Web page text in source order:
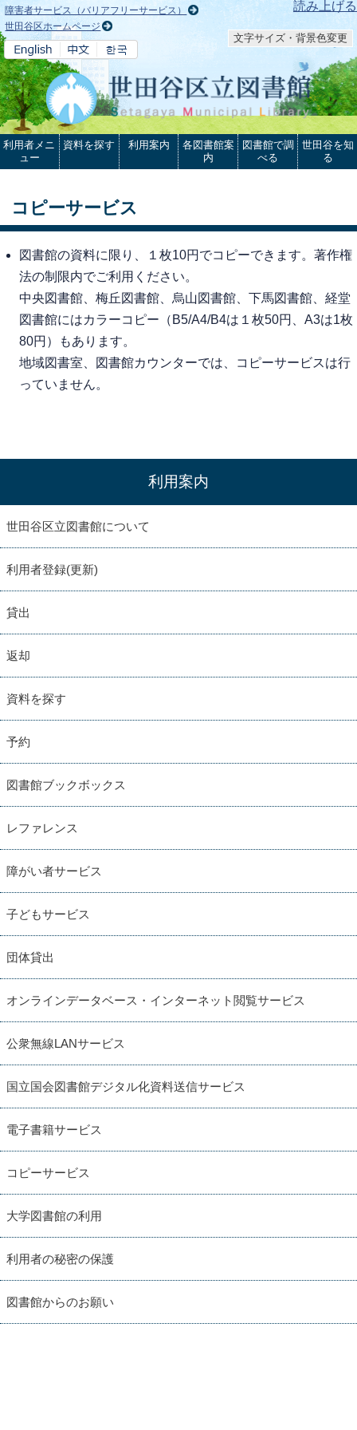
本文へ 読み上げる
障害者サービス（バリアフリーサービス）
世田谷区ホームページ
文字サイズ・背景色変更
利用者メニ
ュー
資料を探す 利用案内
各図書館案
内
図書館で調
べる
世田谷を知
る
コピーサービス
図書館の資料に限り、１枚10円でコピーできます。著作権
法の制限内でご利用ください。
中央図書館、梅丘図書館、烏山図書館、下馬図書館、経堂
図書館にはカラーコピー（B5/A4/B4は１枚50円、A3は1枚
80円）もあります。
地域図書室、図書館カウンターでは、コピーサービスは行
っていません。
利用案内
世田谷区立図書館について
利用者登録(更新)
貸出
返却
資料を探す
予約
図書館ブックボックス
レファレンス
障がい者サービス
子どもサービス
団体貸出
オンラインデータベース・インターネット閲覧サービス
公衆無線LANサービス
国立国会図書館デジタル化資料送信サービス
電子書籍サービス
コピーサービス
大学図書館の利用
利用者の秘密の保護
図書館からのお願い